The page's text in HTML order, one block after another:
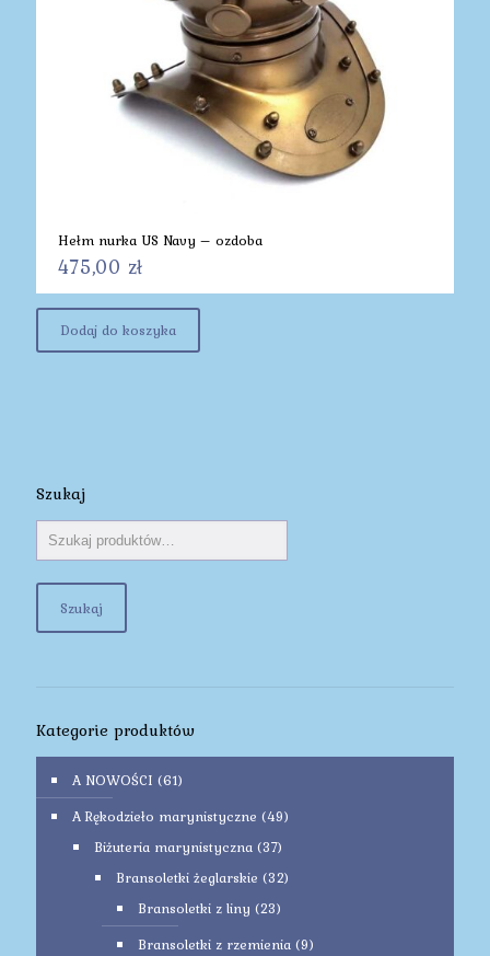
Hełm nurka US Navy – ozdoba
475,00 zł
Dodaj do koszyka
Szukaj
Szukaj
Kategorie produktów
A NOWOŚCI (61)
A Rękodzieło marynistyczne (49)
Biżuteria marynistyczna (37)
Bransoletki żeglarskie (32)
Bransoletki z liny (23)
Bransoletki z rzemienia (9)